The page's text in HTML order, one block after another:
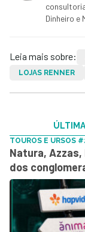
Dinheiro e
Leia mais sobre:
LOJAS RENNER
TOUROS E URSOS
Natura,
dos